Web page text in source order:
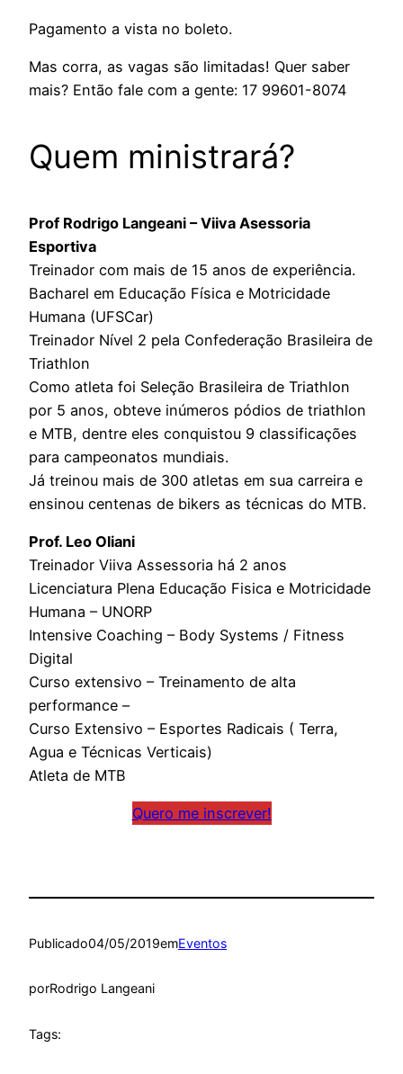
Pagamento a vista no boleto.
Mas corra, as vagas são limitadas! Quer saber
mais? Então fale com a gente: 17 99601-8074
Quem ministrará?
Prof Rodrigo Langeani – Viiva Asessoria
Esportiva
Treinador com mais de 15 anos de experiência.
Bacharel em Educação Física e Motricidade
Humana (UFSCar)
Treinador Nível 2 pela Confederação Brasileira de
Triathlon
Como atleta foi Seleção Brasileira de Triathlon
por 5 anos, obteve inúmeros pódios de triathlon
e MTB, dentre eles conquistou 9 classificações
para campeonatos mundiais.
Já treinou mais de 300 atletas em sua carreira e
ensinou centenas de bikers as técnicas do MTB.
Prof. Leo Oliani
Treinador Viiva Assessoria há 2 anos
Licenciatura Plena Educação Fisica e Motricidade
Humana – UNORP
Intensive Coaching – Body Systems / Fitness
Digital
Curso extensivo – Treinamento de alta
performance –
Curso Extensivo – Esportes Radicais ( Terra,
Agua e Técnicas Verticais)
Atleta de MTB
Quero me inscrever!
Publicado04/05/2019emEventos
porRodrigo Langeani
Tags: